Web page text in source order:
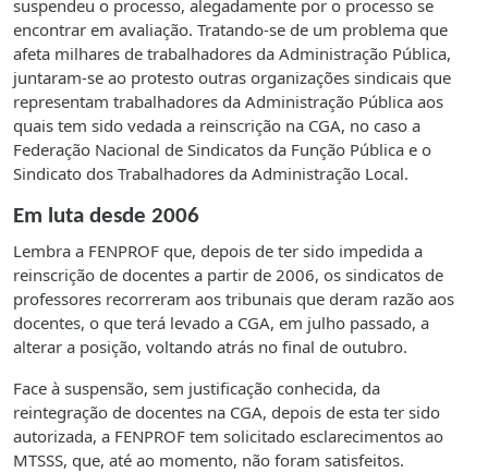
suspendeu o processo, alegadamente por o processo se
encontrar em avaliação. Tratando-se de um problema que
afeta milhares de trabalhadores da Administração Pública,
juntaram-se ao protesto outras organizações sindicais que
representam trabalhadores da Administração Pública aos
quais tem sido vedada a reinscrição na CGA, no caso a
Federação Nacional de Sindicatos da Função Pública e o
Sindicato dos Trabalhadores da Administração Local.
Em luta desde 2006
Lembra a FENPROF que, depois de ter sido impedida a
reinscrição de docentes a partir de 2006, os sindicatos de
professores recorreram aos tribunais que deram razão aos
docentes, o que terá levado a CGA, em julho passado, a
alterar a posição, voltando atrás no final de outubro.
Face à suspensão, sem justificação conhecida, da
reintegração de docentes na CGA, depois de esta ter sido
autorizada, a FENPROF tem solicitado esclarecimentos ao
MTSSS, que, até ao momento, não foram satisfeitos.